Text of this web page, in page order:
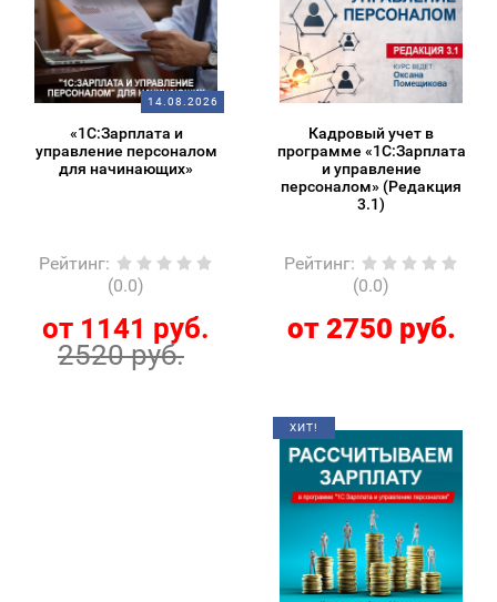
14.08.2026
«1С:Зарплата и
управление персоналом
для начинающих»
Рейтинг:
(0.0)
от 1141 руб.
2520 руб.
Кадровый учет в
программе «1С:Зарплата
и управление
персоналом» (Редакция
3.1)
Рейтинг:
(0.0)
от 2750 руб.
ХИТ!